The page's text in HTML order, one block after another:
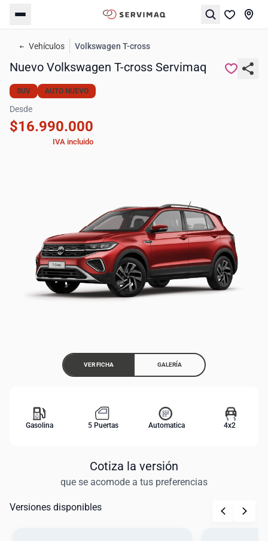
Vehículos Volkswagen T-cross
Nuevo Volkswagen T-cross Servimaq
SUV AUTO NUEVO
Desde
$16.990.000
IVA incluido
VER FICHA GALERÍA
Gasolina 5 Puertas Automatica 4x2
Cotiza la versión
que se acomode a tus preferencias
Versiones disponibles